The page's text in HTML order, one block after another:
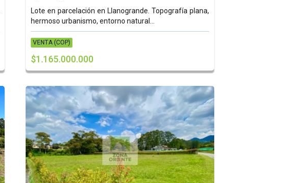
Lote en parcelación en Llanogrande. Topografía plana,
hermoso urbanismo, entorno natural...
VENTA (COP)
$1.165.000.000